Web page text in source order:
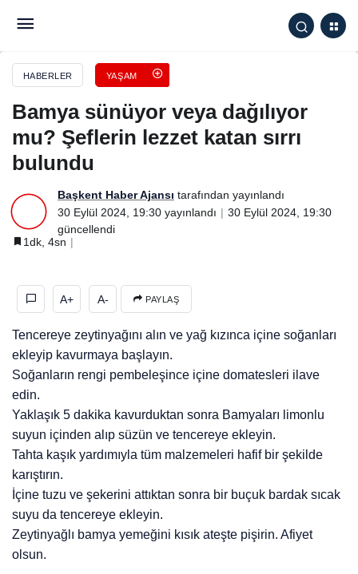
HABERLER YAŞAM
Bamya sünüyor veya dağılıyor
mu? Şeflerin lezzet katan sırrı
bulundu
Başkent Haber Ajansı tarafından yayınlandı
30 Eylül 2024, 19:30 yayınlandı
30 Eylül 2024, 19:30
güncellendi
1dk, 4sn
A+ A- PAYLAŞ
Tencereye zeytinyağını alın ve yağ kızınca içine soğanları
ekleyip kavurmaya başlayın.
Soğanların rengi pembeleşince içine domatesleri ilave
edin.
Yaklaşık 5 dakika kavurduktan sonra Bamyaları limonlu
suyun içinden alıp süzün ve tencereye ekleyin.
Tahta kaşık yardımıyla tüm malzemeleri hafif bir şekilde
karıştırın.
İçine tuzu ve şekerini attıktan sonra bir buçuk bardak sıcak
suyu da tencereye ekleyin.
Zeytinyağlı bamya yemeğini kısık ateşte pişirin. Afiyet
olsun.
Bamya sünüyor veya dağılıyor mu? Şeflerin lezzet
katan sırrı bulundu